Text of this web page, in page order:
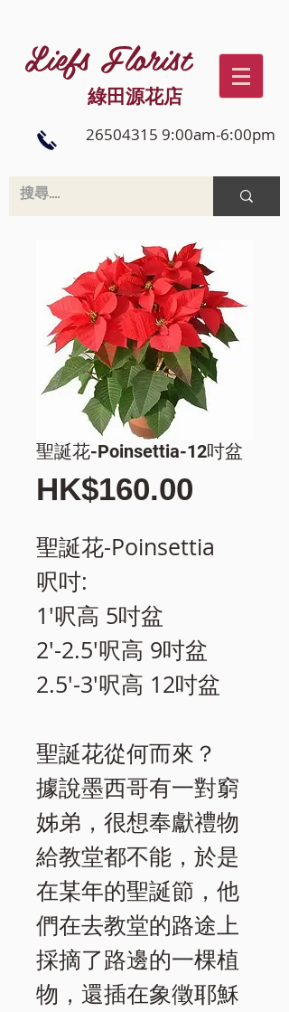
Liefs Florist
綠田源花店
26504315 9:00am-6:00pm
聖誕花-Poinsettia-12吋盆
HK$160.00
聖誕花-Poinsettia
呎吋:
1'呎高 5吋盆
2'-2.5'呎高 9吋盆
2.5'-3'呎高 12吋盆
聖誕花從何而來？
據說墨西哥有一對窮
姊弟，很想奉獻禮物
給教堂都不能，於是
在某年的聖誕節，他
們在去教堂的路途上
採摘了路邊的一棵植
物，還插在象徵耶穌